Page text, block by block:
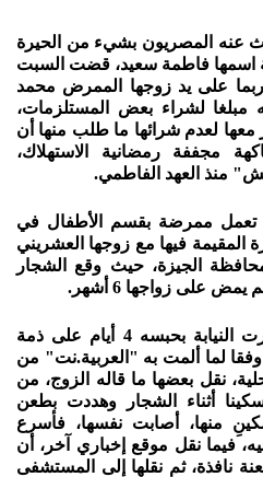
عنه المصريون بشيء من الحيرة
اسمها فاطمة سعيد، قضت السبت
ربما على يد زوجها الممرض محمد
مبلغا لشراء بعض المستلزمات،
لعدم شرائها ما طلب منها أن
مجففة رمضانية الاستهلاك،
منذ العهد الفاطمي.
بعمر 20 عاما، تعمل ممرضة بقسم الأطفال في
فيها مع زوجها العشريني
في محافظة الجيزة، حيث وقع الشجار
على زواجها 6 أشهر.
اعتقلت الشرطة زوجها، وأمرت النيابة بحبسه 4 أيام على ذمة
وفقا لما ألمت به "العربية.نت" من
نقل بعضها ما قاله الزوج، من
أثناء الشجار وهددت بطعن
منها، أصابت نفسها، فأسرع
فيما نقل موقع إخباري آخر، أن
نافذة، ثم نقلها إلى المستشفى